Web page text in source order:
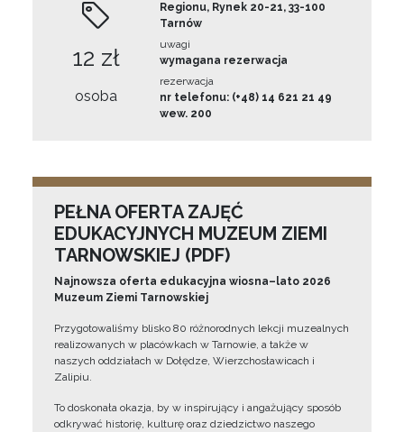
12 zł
osoba
Regionu, Rynek 20-21, 33-100
Tarnów
uwagi
wymagana rezerwacja
rezerwacja
nr telefonu: (+48) 14 621 21 49
wew. 200
PEŁNA OFERTA ZAJĘĆ
EDUKACYJNYCH MUZEUM ZIEMI
TARNOWSKIEJ (PDF)
Najnowsza oferta edukacyjna wiosna–lato 2026
Muzeum Ziemi Tarnowskiej
Przygotowaliśmy blisko 80 różnorodnych lekcji muzealnych
realizowanych w placówkach w Tarnowie, a także w
naszych oddziałach w Dołędze, Wierzchosławicach i
Zalipiu.
To doskonała okazja, by w inspirujący i angażujący sposób
odkrywać historię, kulturę oraz dziedzictwo naszego